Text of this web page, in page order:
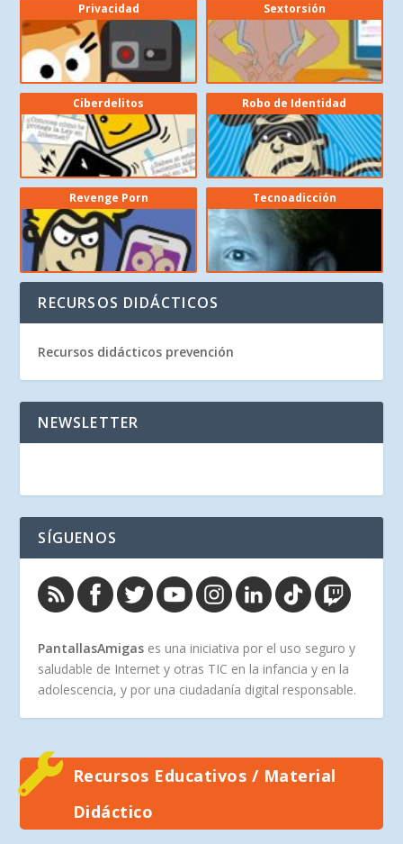
Privacidad Sextorsión
Ciberdelitos Robo de Identidad
Revenge Porn Tecnoadicción
RECURSOS DIDÁCTICOS
Recursos didácticos prevención
NEWSLETTER
SÍGUENOS
PantallasAmigas es una iniciativa por el uso seguro y
saludable de Internet y otras TIC en la infancia y en la
adolescencia, y por una ciudadanía digital responsable.
Recursos Educativos / Material
Didáctico